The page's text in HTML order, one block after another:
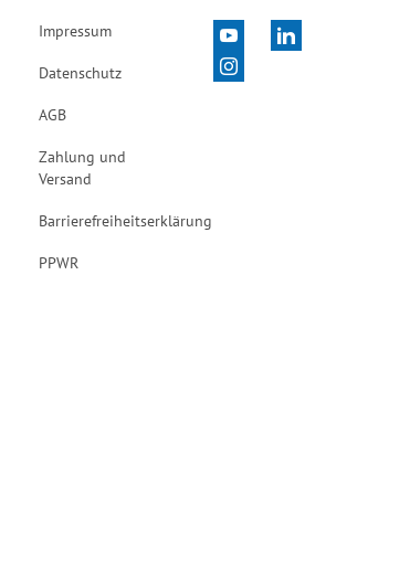
Impressum
Datenschutz
AGB
Zahlung und
Versand
Barrierefreiheitserklärung
PPWR